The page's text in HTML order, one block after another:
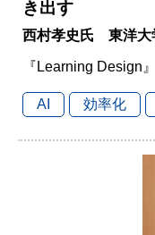
き出す
西村孝史氏 東洋
『Learning Design
AI 効率化